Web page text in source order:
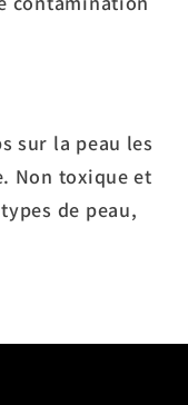
sur la peau les
Non toxique et
de peau,